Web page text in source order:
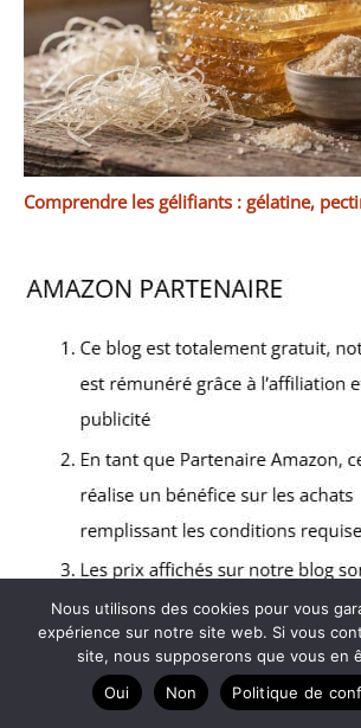
Comprendre les gélifiants : gélatine,
Copyright © 2026 Le comptoir de
Nous utilisons des cookies pour vous
expérience sur notre site web. Si vous
site, nous supposerons que vous en
Oui
Non Politique de